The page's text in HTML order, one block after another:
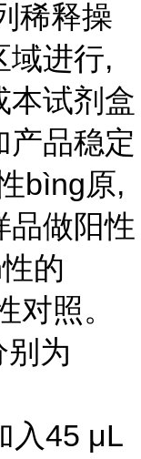
稀释操
域进行,
本试剂盒
产品稳定
bìng原,
品做阳性
的
对照。
为
入45 μL